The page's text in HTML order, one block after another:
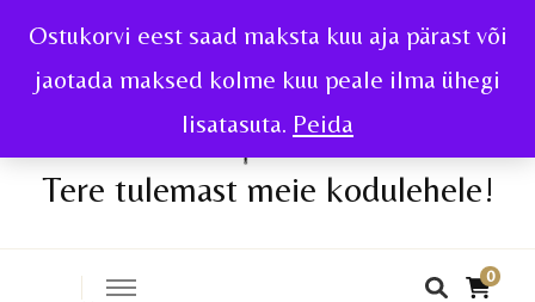
Ostukorvi eest saad maksta kuu aja pärast või
jaotada maksed kolme kuu peale ilma ühegi
lisatasuta. Peida
Tere tulemast meie kodulehele!
0